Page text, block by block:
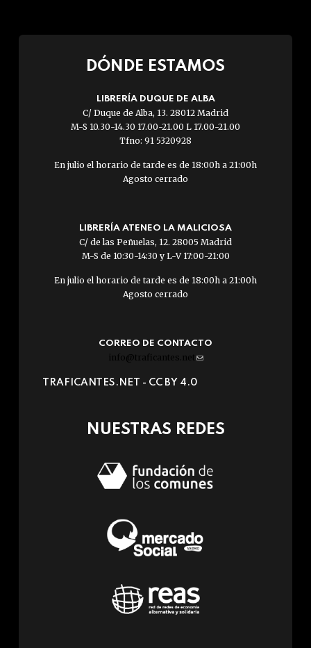
DÓNDE ESTAMOS
LIBRERÍA DUQUE DE ALBA
C/ Duque de Alba, 13. 28012 Madrid
M-S 10.30-14.30 17.00-21.00 L 17.00-21.00
Tfno: 91 5320928
En julio el horario de tarde es de 18:00h a 21:00h
Agosto cerrado
LIBRERÍA ATENEO LA MALICIOSA
C/ de las Peñuelas, 12. 28005 Madrid
M-S de 10:30-14:30 y L-V 17:00-21:00
En julio el horario de tarde es de 18:00h a 21:00h
Agosto cerrado
CORREO DE CONTACTO
info@traficantes.net (link
e-
TRAFICANTES.NET - CC BY 4.0
NUESTRAS REDES